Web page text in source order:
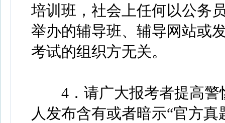
培训班，社会上任何以公务
举办的辅导班、辅导网站或
考试的组织方无关。
4．请广大报考者提高警
人发布含有或者暗示“官方真